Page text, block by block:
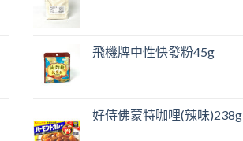
飛機牌中性快發粉45g
好侍佛蒙特咖哩(辣味)238g